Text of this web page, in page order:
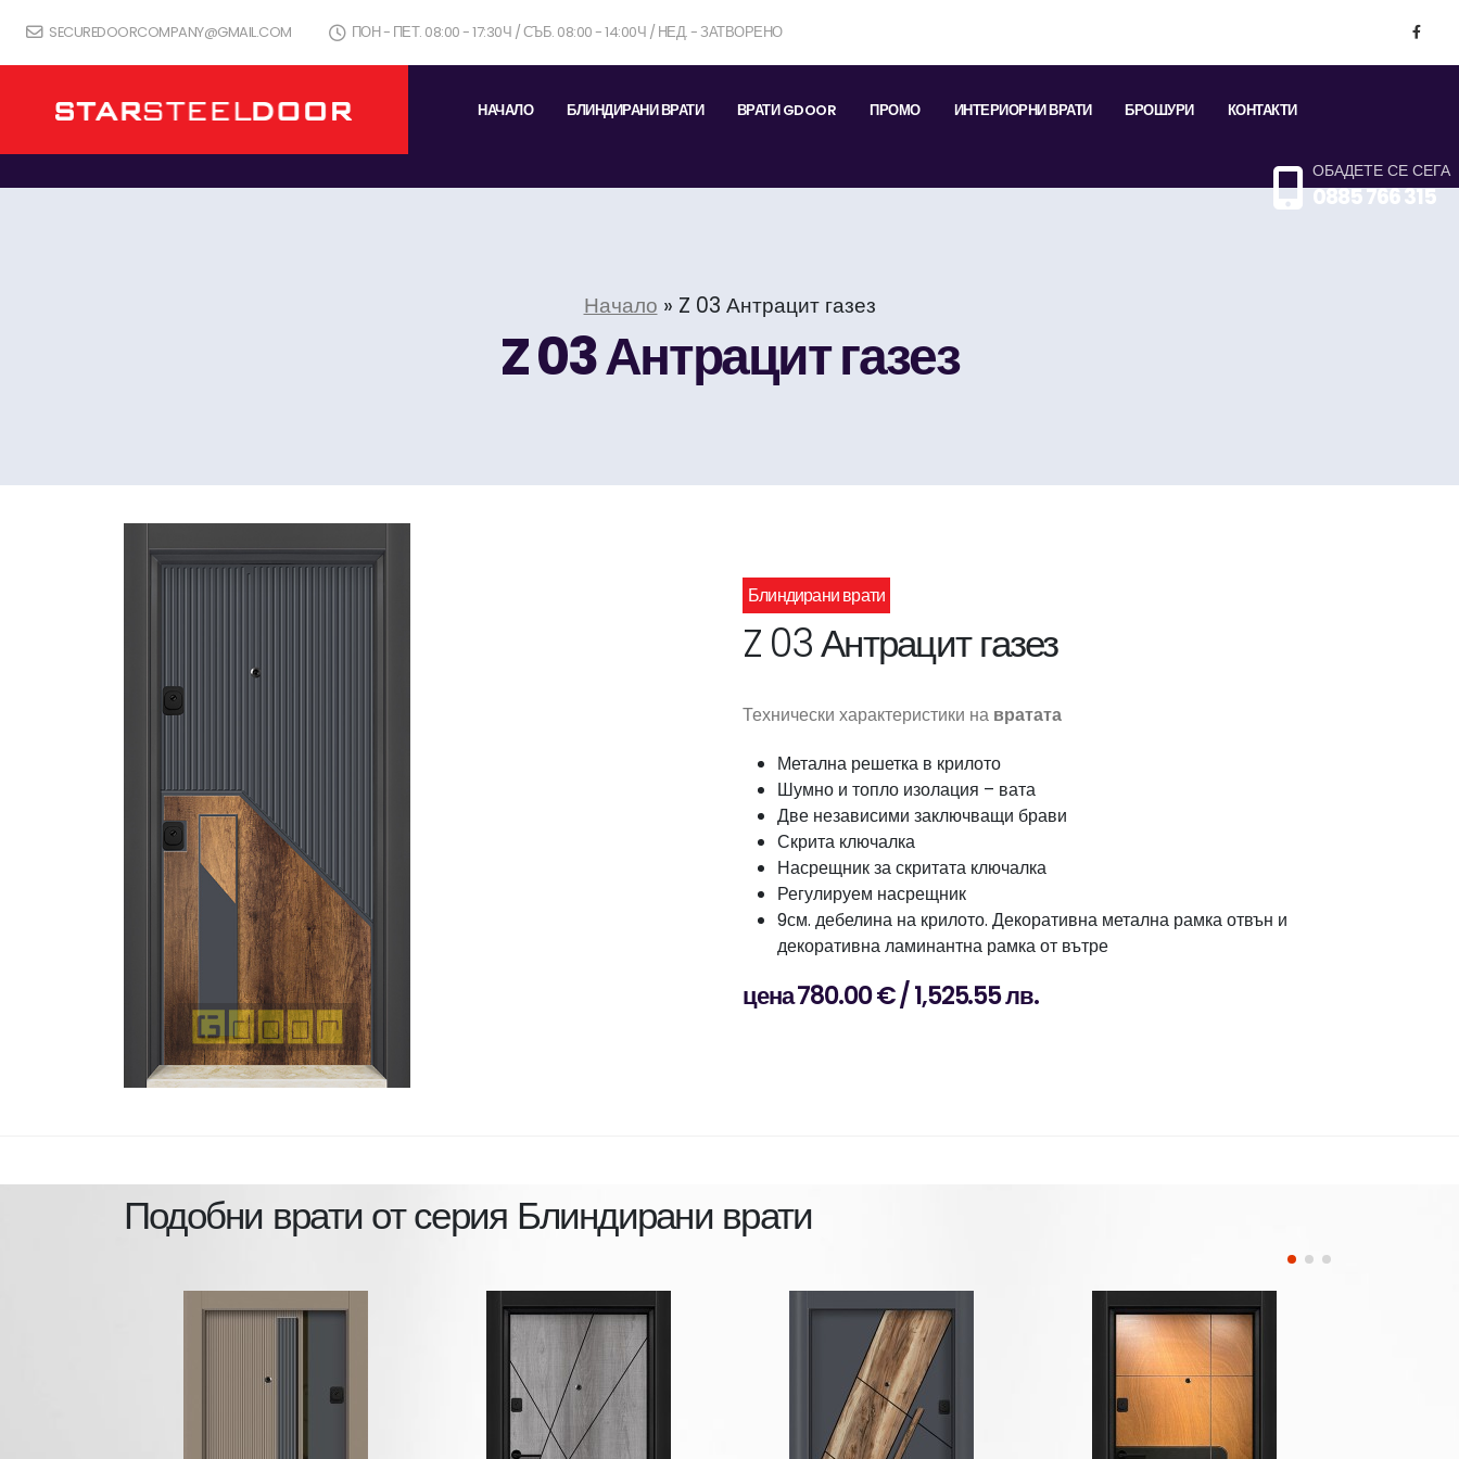
SECUREDOORCOMPANY@GMAIL.COM ПОН - ПЕТ. 08:00 - 17:30Ч / СЪБ. 08:00 - 14:00Ч / НЕД. - ЗАТВОРЕНО
НАЧАЛО БЛИНДИРАНИ ВРАТИ ВРАТИ GDOOR ПРОМО ИНТЕРИОРНИ ВРАТИ БРОШУРИ КОНТАКТИ
ОБАДЕТЕ СЕ СЕГА
0885 766 315
Начало » Z 03 Антрацит газез
Z 03 Антрацит газез
Блиндирани врати
Z 03 Антрацит газез
Технически характеристики на вратата
Метална решетка в крилото
Шумно и топло изолация – вата
Две независими заключващи брави
Скрита ключалка
Насрещник за скритата ключалка
Регулируем насрещник
9см. дебелина на крилото. Декоративна метална рамка отвън и
декоративна ламинантна рамка от вътре
цена 780.00 € / 1,525.55 лв.
Подобни врати от серия Блиндирани врати